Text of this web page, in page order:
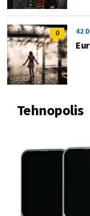
0 42
Tehnopolis